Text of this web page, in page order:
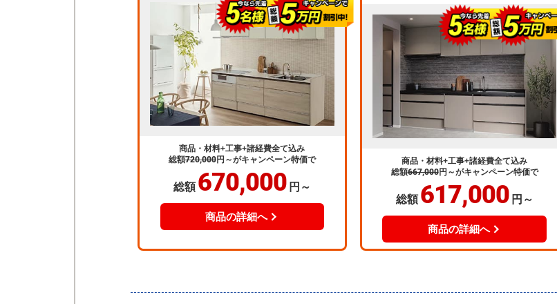
商品・材料+工事+諸経費全て込み
総額720,000円～がキャンペーン特価で
総額 670,000 円～
商品の詳細へ
商品・材料+工事+諸経費全て込み
総額667,000円～がキャンペーン特価で
総額 617,000 円～
商品の詳細へ